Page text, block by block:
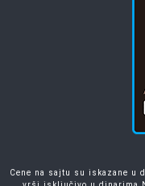
Cene na sajtu su iskazane u